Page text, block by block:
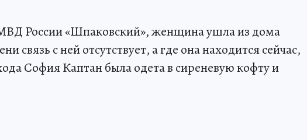
России «Шпаковский», женщина ушла из дома
связь с ней отсутствует, а где она находится сейчас,
София Каптан была одета в сиреневую кофту и